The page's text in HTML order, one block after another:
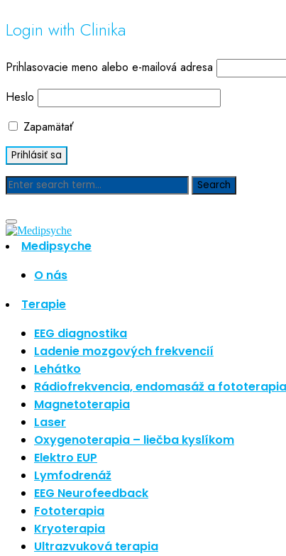
Login with Clinika
Prihlasovacie meno alebo e-mailová adresa
Heslo
Zapamätať
Medipsyche
O nás
Terapie
EEG diagnostika
Ladenie mozgových frekvencií
Lehátko
Rádiofrekvencia, endomasáž a fototerapia
Magnetoterapia
Laser
Oxygenoterapia – liečba kyslíkom
Elektro EUP
Lymfodrenáž
EEG Neurofeedback
Fototerapia
Kryoterapia
Ultrazvuková terapia
Blog
Hľadať
Najnovšie články
Nové polarizované svetlo
So psoriázou netreba žiť
Rozšírenie služieb
Hudba a vývoj mozgu
Najnovšie komentáre
Žiadne komentáre na zobrazenie.
Archív